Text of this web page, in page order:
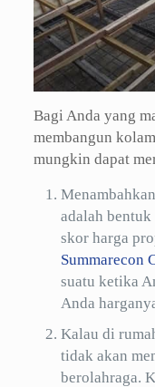
Bagi Anda yang
membangun
mungkin dapat
adalah
skor harga
Summarecon
suatu ketika
Anda
Kalau di
tidak akan
berolahraga.